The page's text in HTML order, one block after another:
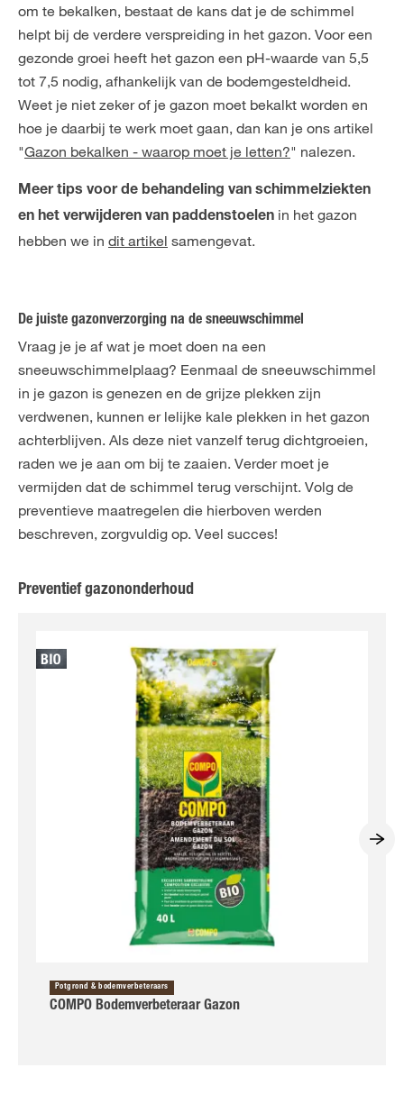
om te bekalken, bestaat de kans dat je de schimmel
helpt bij de verdere verspreiding in het gazon. Voor een
gezonde groei heeft het gazon een pH-waarde van 5,5
tot 7,5 nodig, afhankelijk van de bodemgesteldheid.
Weet je niet zeker of je gazon moet bekalkt worden en
hoe je daarbij te werk moet gaan, dan kan je ons artikel
"Gazon bekalken - waarop moet je letten?" nalezen.
Meer tips voor de behandeling van schimmelziekten
en het verwijderen van paddenstoelen in het gazon
hebben we in dit artikel samengevat.
De juiste gazonverzorging na de sneeuwschimmel
Vraag je je af wat je moet doen na een
sneeuwschimmelplaag? Eenmaal de sneeuwschimmel
in je gazon is genezen en de grijze plekken zijn
verdwenen, kunnen er lelijke kale plekken in het gazon
achterblijven. Als deze niet vanzelf terug dichtgroeien,
raden we je aan om bij te zaaien. Verder moet je
vermijden dat de schimmel terug verschijnt. Volg de
preventieve maatregelen die hierboven werden
beschreven, zorgvuldig op. Veel succes!
Preventief gazononderhoud
Potgrond & bodemverbeteraars
COMPO Bodemverbeteraar Gazon